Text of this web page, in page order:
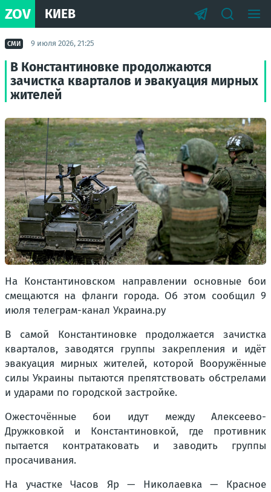
ZOV КИЕВ
СМИ 9 июля 2026, 21:25
В Константиновке продолжаются
зачистка кварталов и эвакуация мирных
жителей
На Константиновском направлении основные бои
смещаются на фланги города. Об этом сообщил 9
июля телеграм-канал Украина.ру
В самой Константиновке продолжается зачистка
кварталов, заводятся группы закрепления и идёт
эвакуация мирных жителей, которой Вооружённые
силы Украины пытаются препятствовать обстрелами
и ударами по городской застройке.
Ожесточённые бои идут между Алексеево-
Дружковкой и Константиновкой, где противник
пытается контратаковать и заводить группы
просачивания.
На участке Часов Яр — Николаевка — Красное